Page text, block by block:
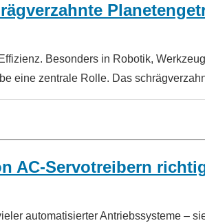
Besonders in Robotik,
eine zentrale Rolle. Das
AC-Servotreibern
automatisierter Antriebssysteme –